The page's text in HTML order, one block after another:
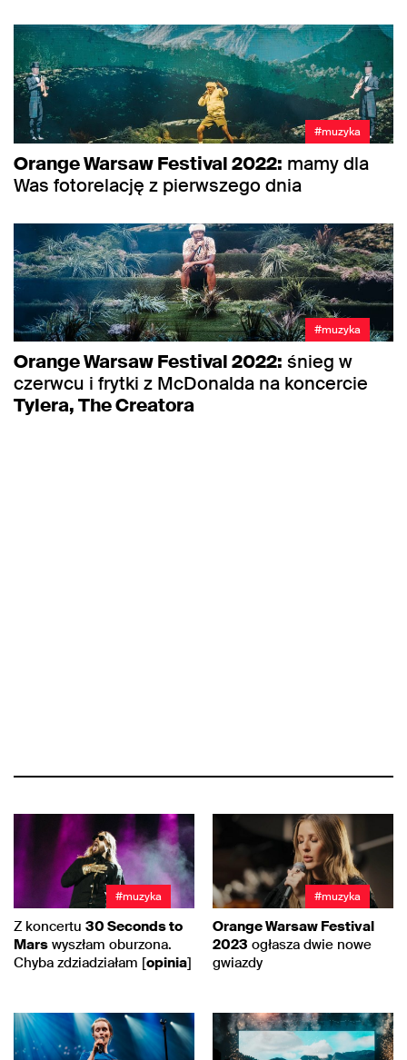
#muzyka
Orange Warsaw Festival 2022: mamy dla
Was fotorelację z pierwszego dnia
#muzyka
Orange Warsaw Festival 2022: śnieg w
czerwcu i frytki z McDonalda na koncercie
Tylera, The Creatora
#muzyka
Z koncertu 30 Seconds to
Mars wyszłam oburzona.
Chyba zdziadziałam [opinia]
#muzyka
Orange Warsaw Festival
2023 ogłasza dwie nowe
gwiazdy